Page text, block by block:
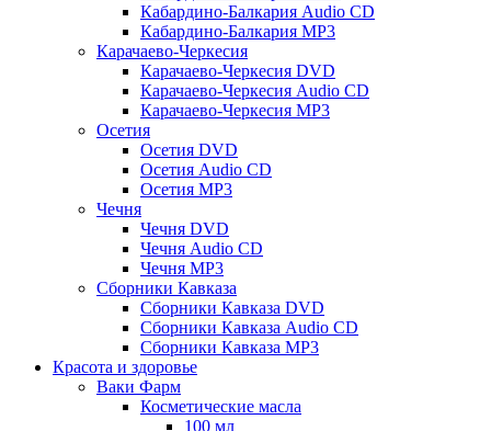
Кабардино-Балкария Audio CD
Кабардино-Балкария MP3
Карачаево-Черкесия
Карачаево-Черкесия DVD
Карачаево-Черкесия Audio CD
Карачаево-Черкесия MP3
Осетия
Осетия DVD
Осетия Audio CD
Осетия MP3
Чечня
Чечня DVD
Чечня Audio CD
Чечня MP3
Сборники Кавказа
Сборники Кавказа DVD
Сборники Кавказа Audio CD
Сборники Кавказа MP3
Красота и здоровье
Ваки Фарм
Косметические масла
100 мл